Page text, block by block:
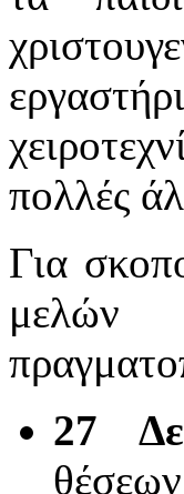
πολλές
Για
μελών
27